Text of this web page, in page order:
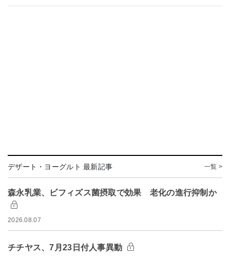
デザート・ヨーグルト 最新記事 一覧 >
森永乳業、ビフィズス菌摂取で効果 老化の進行抑制か
2026.08.07
チチヤス、7月23日付人事異動